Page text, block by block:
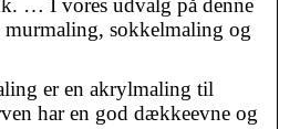
… I vores udvalg på denne
murmaling, sokkelmaling og
er en akrylmaling til
har en god dækkeevne og